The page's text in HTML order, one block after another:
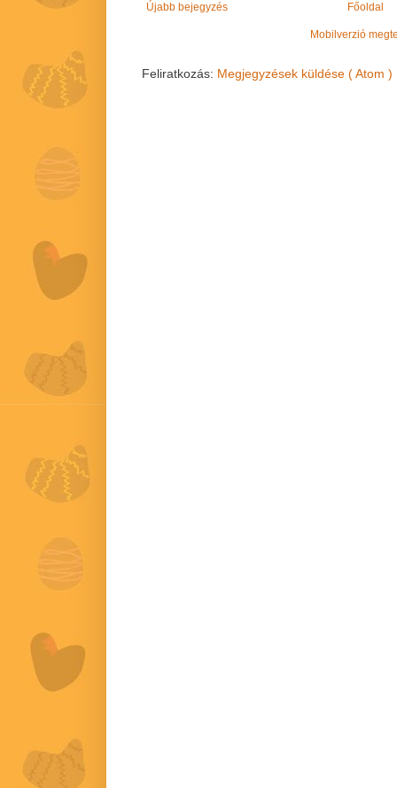
Újabb bejegyzés Főoldal
Mobilverzió
Feliratkozás: Megjegyzések küldése ( Atom )